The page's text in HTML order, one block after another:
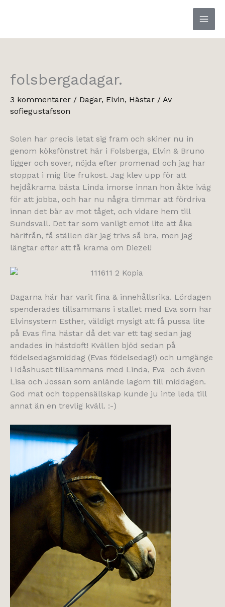
folsbergadagar.
3 kommentarer / Dagar, Elvin, Hästar / Av
sofiegustafsson
Solen har precis letat sig fram och skiner nu in
genom köksfönstret här i Folsberga, Elvin & Bruno
ligger och sover, nöjda efter promenad och jag har
stoppat i mig lite frukost. Jag klev upp för att
hejdåkrama bästa Linda imorse innan hon åkte iväg
för att jobba, och har nu några timmar att fördriva
innan det bär av mot tåget, och vidare hem till
Sundsvall. Det tar som vanligt emot lite att åka
härifrån, få ställen där jag trivs så bra, men jag
längtar efter att få krama om Diezel!
Dagarna här har varit fina & innehållsrika. Lördagen
spenderades tillsammans i stallet med Eva som har
Elvinsystern Esther, väldigt mysigt att få pussa lite
på Evas fina hästar då det var ett tag sedan jag
andades in hästdoft! Kvällen bjöd sedan på
födelsedagsmiddag (Evas födelsedag!) och umgänge
i Idåshuset tillsammans med Linda, Eva och även
Lisa och Jossan som anlände lagom till middagen.
God mat och toppensällskap kunde ju inte leda till
annat än en trevlig kväll. :-)